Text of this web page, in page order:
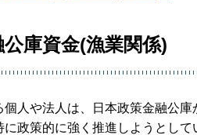
公庫資金(漁業関係)
人や法人は、日本政策金融公庫
に政策的に強く推進しようとし